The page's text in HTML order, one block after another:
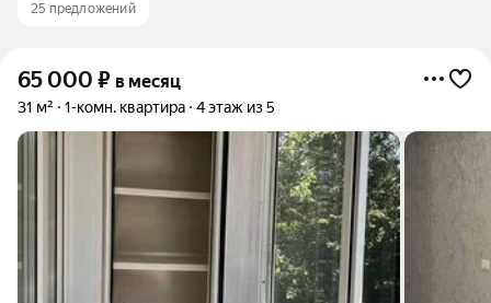
25 предложений
65 000 ₽ в месяц
31 м² 1-комн. квартира 4 этаж из 5